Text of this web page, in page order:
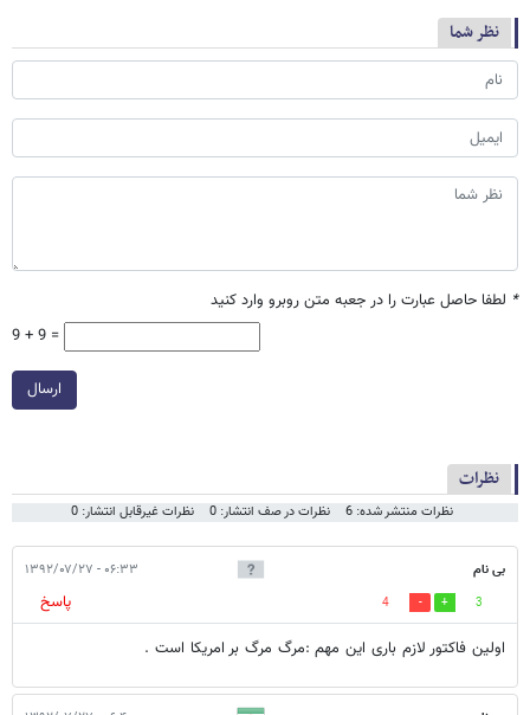
نظر شما
* لطفا حاصل عبارت را در جعبه متن روبرو وارد کنید
9 + 9 =
ارسال
نظرات
نظرات منتشر شده: 6 نظرات در صف انتشار: 0 نظرات غیرقابل انتشار: 0
بی نام ۰۶:۳۳ - ۱۳۹۲/۰۷/۲۷
3
4
پاسخ
اولین فاکتور لازم باری این مهم :مرگ مرگ بر امریکا است .